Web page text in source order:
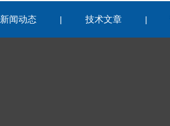
新闻动态 | 技术文章 |